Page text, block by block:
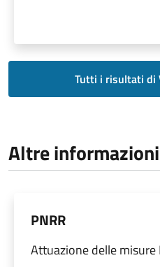
Tutti i risultati di
Altre
PNRR
Attuazione delle misure